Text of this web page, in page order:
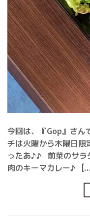
今回は、『Gop』さん
チは火曜から木曜日限
ったあ♪♪ 前菜のサラ
肉のキーマカレー♪